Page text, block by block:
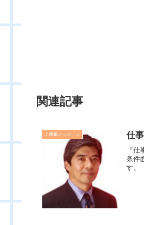
関連記事
上機嫌メッセージ 仕
『
条件
す。